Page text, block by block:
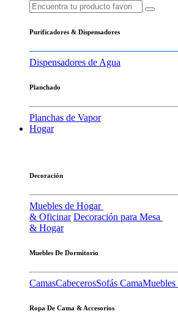
Purificadores & Dispensadores
Dispensadores de Agua
Planchado
Planchas de Vapor
Hogar
Decoración
Muebles de Hogar
& Oficinar Decoración para Mesa
& Hogar
Muebles De Dormitorio
CamasCabecerosSofás CamaMuebles
Ropa De Cama & Accesorios